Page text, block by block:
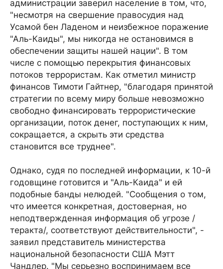
администрации заверил население в том, что,
"несмотря на свершение правосудия над
Усамой бен Ладеном и неизбежное поражение
"Аль-Каиды", мы никогда не остановимся в
обеспечении защиты нашей нации". В том
числе с помощью перекрытия финансовых
потоков террористам. Как отметил министр
финансов Тимоти Гайтнер, "благодаря принятой
стратегии по всему миру больше невозможно
свободно финансировать террористические
организации, поток денег, поступающих к ним,
сокращается, а скрыть эти средства
становится все труднее".
Однако, судя по последней информации, к 10-й
годовщине готовится и "Аль-Каида" и ей
подобные банды нелюдей. "Сообщения о том,
что имеется конкретная, достоверная, но
неподтвержденная информация об угрозе /
теракта/, соответствуют действительности", -
заявил представитель министерства
национальной безопасности США Мэтт
Чандлер. "Мы серьезно воспринимаем все